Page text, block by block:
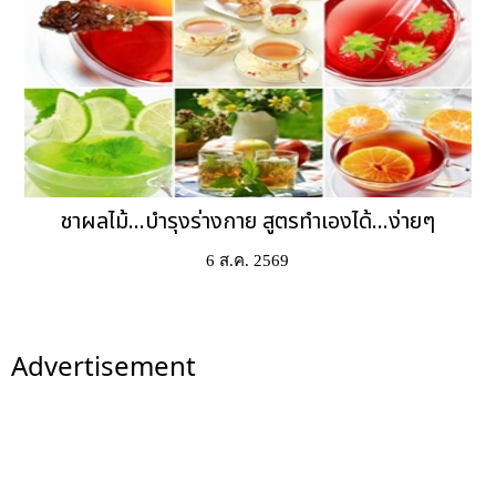
ชาผลไม้...บำรุงร่างกาย สูตรทำเองได้...ง่ายๆ
6 ส.ค. 2569
Advertisement